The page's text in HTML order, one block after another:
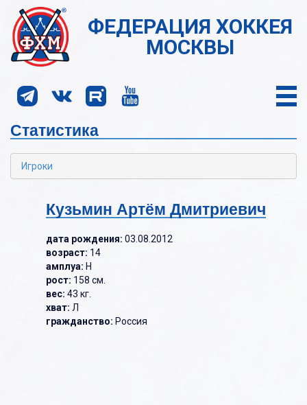
ФЕДЕРАЦИЯ ХОККЕЯ
МОСКВЫ
Статистика
Игроки
Кузьмин Артём Дмитриевич
дата рождения: 03.08.2012
возраст: 14
амплуа: Н
рост: 158 см.
вес: 43 кг.
хват: Л
гражданство: Россия